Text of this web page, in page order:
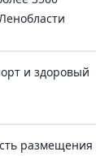
и здоровый
размещения